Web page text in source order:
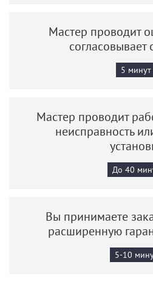
Мастер проводит
согласовывает
5 минут
Мастер проводит
неисправность
До 40
Вы принимаете
расширенную
5-10